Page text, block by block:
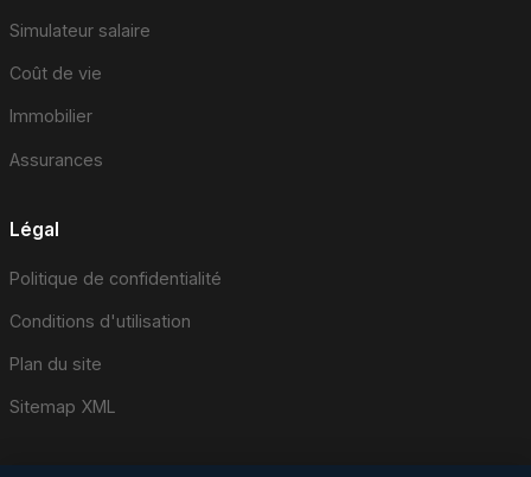
Simulateur salaire
Coût de vie
Immobilier
Assurances
Légal
Politique de confidentialité
Conditions d'utilisation
Plan du site
Sitemap XML